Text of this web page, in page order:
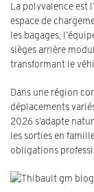
La polyvalence est
espace de
les bagages,
sièges arrière
transformant le
Dans une région
déplacements
2026 s’adapte
les sorties en
obligations